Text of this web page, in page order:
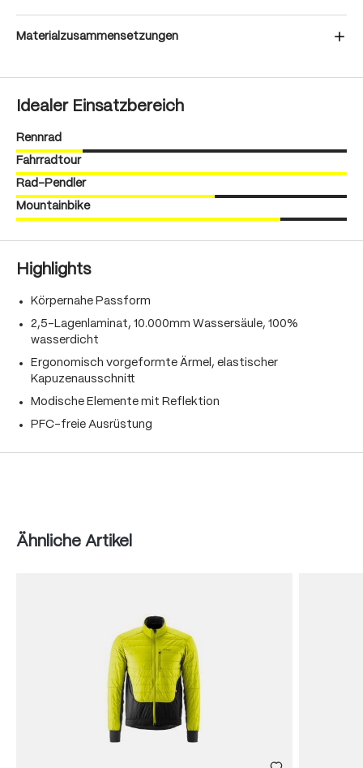
Materialzusammensetzungen
Idealer Einsatzbereich
Rennrad
Fahrradtour
Rad-Pendler
Mountainbike
Highlights
Körpernahe Passform
2,5-Lagenlaminat, 10.000mm Wassersäule, 100%
wasserdicht
Ergonomisch vorgeformte Ärmel, elastischer
Kapuzenausschnitt
Modische Elemente mit Reflektion
PFC-freie Ausrüstung
Produktgalerie überspringen
Ähnliche Artikel